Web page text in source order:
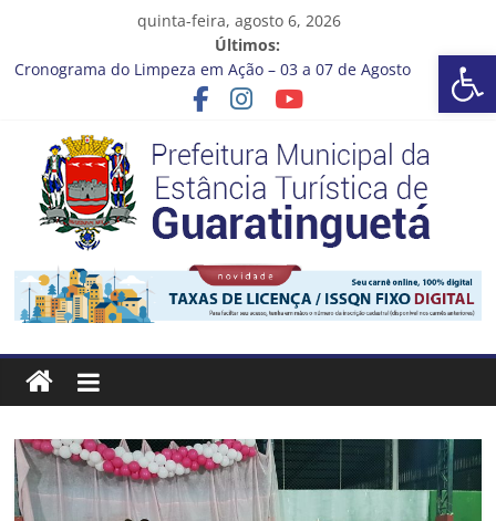
quinta-feira, agosto 6, 2026
Últimos:
Cronograma do Limpeza em Ação – 03 a 07 de Agosto
Prefeitura de Guaratinguetá entrega revitalização da Praça
Vem conferir como nossos alunos estão ainda mais lindos!
CRONOGRAMA DE LAVAGEM E LIMPEZA DOS RESERVATÓRIOS
Guaratinguetá se destaca em competições esportivas da
região
Prefeitura
Estância
Turística
Guaratinguetá
Prefeitura